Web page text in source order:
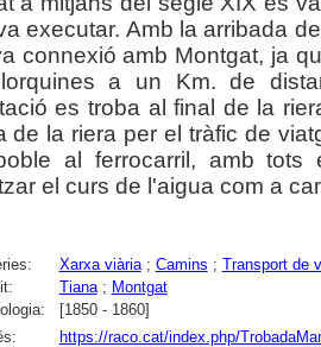
executar. Amb la arribada
connexió amb Montgat, ja
a un Km. de
es troba al final de la
de la riera per el tràfic de
al ferrocarril, amb tots
el curs de l'aigua com a
Xarxa viària; Camins ; Transport de
Tiana; Montgat
[1850 - 1860]
https://raco.cat/index.php/